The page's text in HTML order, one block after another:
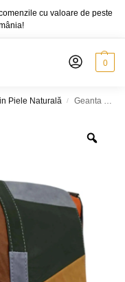
cu valoare de peste
0
Piele Naturală / Geanta Dama Unicat Lucia R45-A, Piele Naturală, Multicolor, diferite culori